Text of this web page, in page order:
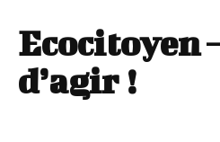
Ecocitoyen
d’agir !